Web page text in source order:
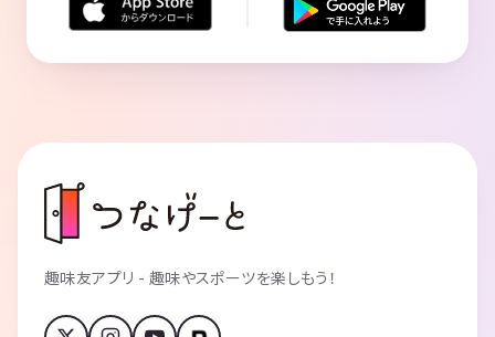
趣味友アプリ - 趣味やスポーツを楽しもう！